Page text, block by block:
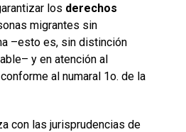
los derechos
migrantes sin
–esto es, sin distinción
y en atención al
al numaral 1o. de la
con las jurisprudencias de